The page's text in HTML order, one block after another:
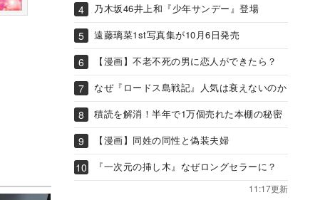
乃木坂46井上和『少年サンデー』登場
遠藤璃菜1st写真集が10月6日発売
【漫画】不老不死の男に恋人ができたら？
なぜ『ロードス島戦記』人気は衰えないのか
積読を解消！半年で1万個売れた本棚の秘密
【漫画】同姓の同性と偽装夫婦
『一次元の挿し木』なぜロングセラーに？
11:17更新